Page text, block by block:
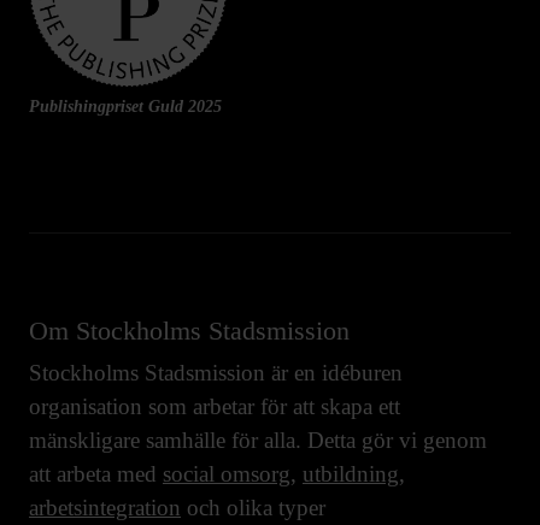
Publishingpriset Guld 2025
Om Stockholms Stadsmission
Stockholms Stadsmission är en idéburen
organisation som arbetar för att skapa ett
mänskligare samhälle för alla. Detta gör vi genom
att arbeta med social omsorg, utbildning,
arbetsintegration och olika typer